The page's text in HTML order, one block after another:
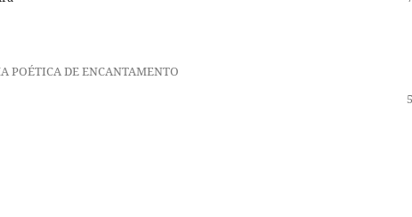
POÉTICA DE ENCANTAMENTO